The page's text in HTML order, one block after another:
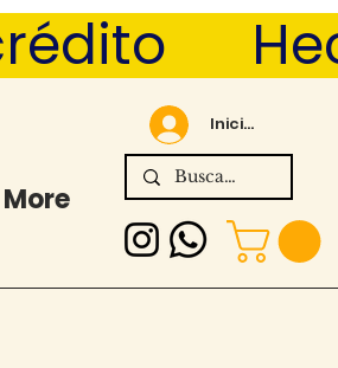
Iniciar sesión
More